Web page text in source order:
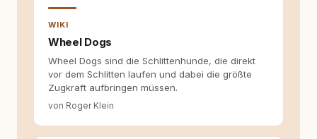
bewusst gute Hundehaltung funktionieren
als Content Managerin an vielen Stellen
beteiligt, an denen aus Ideen fertige Beiträge
werden. Ich recherchiere Themen, plane
Inhalte, schreibe Artikel, begleite Gastbeiträge
redaktionell, veröffentliche Texte und betreue
die Social-Media-Kanäle. Mein Blick richtet
sich dabei immer auf das grosse Ganze:
WIKI
Wheel Dogs
Wheel Dogs sind die Schlittenhunde, die direkt
vor dem Schlitten laufen und dabei die größte
Zugkraft aufbringen müssen.
von Roger Klein